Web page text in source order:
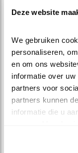
Deze website
We gebruiken
personaliseren,
en om ons
informatie over
partners voor
partners kunnen
informatie die u